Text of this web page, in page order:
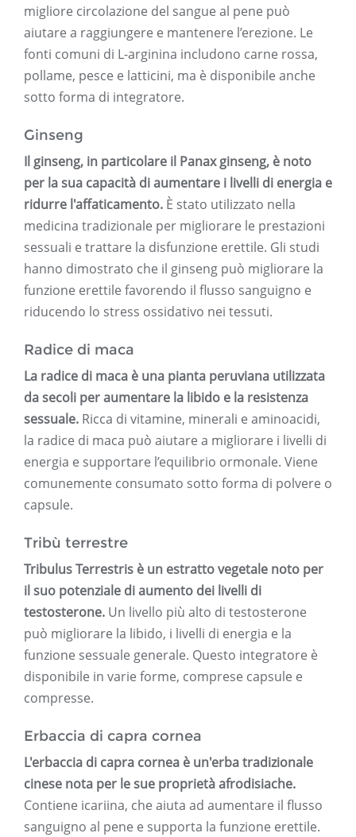
migliore circolazione del sangue al pene può
aiutare a raggiungere e mantenere l’erezione. Le
fonti comuni di L-arginina includono carne rossa,
pollame, pesce e latticini, ma è disponibile anche
sotto forma di integratore.
Ginseng
Il ginseng, in particolare il Panax ginseng, è noto
per la sua capacità di aumentare i livelli di energia e
ridurre l'affaticamento. È stato utilizzato nella
medicina tradizionale per migliorare le prestazioni
sessuali e trattare la disfunzione erettile. Gli studi
hanno dimostrato che il ginseng può migliorare la
funzione erettile favorendo il flusso sanguigno e
riducendo lo stress ossidativo nei tessuti.
Radice di maca
La radice di maca è una pianta peruviana utilizzata
da secoli per aumentare la libido e la resistenza
sessuale. Ricca di vitamine, minerali e aminoacidi,
la radice di maca può aiutare a migliorare i livelli di
energia e supportare l’equilibrio ormonale. Viene
comunemente consumato sotto forma di polvere o
capsule.
Tribù terrestre
Tribulus Terrestris è un estratto vegetale noto per
il suo potenziale di aumento dei livelli di
testosterone. Un livello più alto di testosterone
può migliorare la libido, i livelli di energia e la
funzione sessuale generale. Questo integratore è
disponibile in varie forme, comprese capsule e
compresse.
Erbaccia di capra cornea
L'erbaccia di capra cornea è un'erba tradizionale
cinese nota per le sue proprietà afrodisiache.
Contiene icariina, che aiuta ad aumentare il flusso
sanguigno al pene e supporta la funzione erettile.